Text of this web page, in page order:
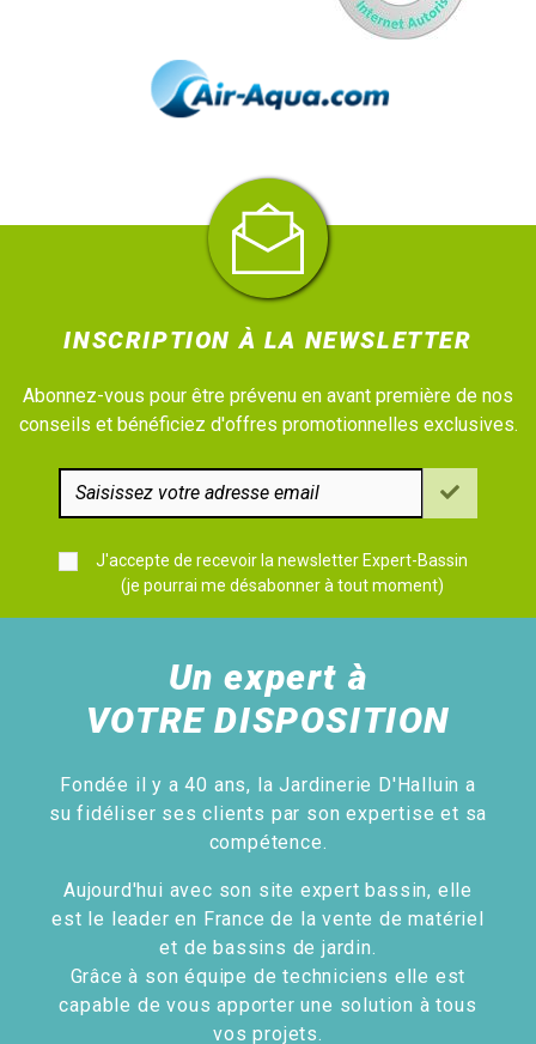
INSCRIPTION À LA NEWSLETTER
Abonnez-vous pour être prévenu en avant première de nos
conseils et bénéficiez d'offres promotionnelles exclusives.
J'accepte de recevoir la newsletter Expert-Bassin
(je pourrai me désabonner à tout moment)
Un expert à
VOTRE DISPOSITION
Fondée il y a 40 ans, la Jardinerie D'Halluin a
su fidéliser ses clients par son expertise et sa
compétence.
Aujourd'hui avec son site expert bassin, elle
est le leader en France de la vente de matériel
et de bassins de jardin.
Grâce à son équipe de techniciens elle est
capable de vous apporter une solution à tous
vos projets.